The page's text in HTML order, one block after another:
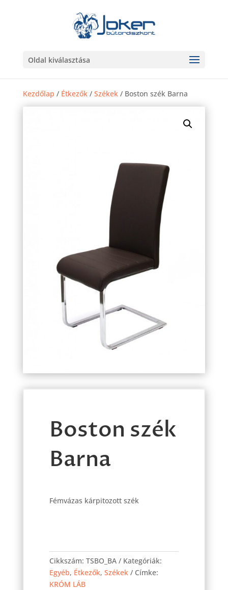
Oldal kiválasztása
Kezdőlap / Étkezők/ Székek/ Boston szék Barna
Boston szék
Barna
Fémvázas kárpitozott szék
szék
Barna
mennyiség
Cikkszám: TSBO_BA
Kategóriák:
Egyéb, Étkezők, Székek
Címke:
KRÓM LÁB